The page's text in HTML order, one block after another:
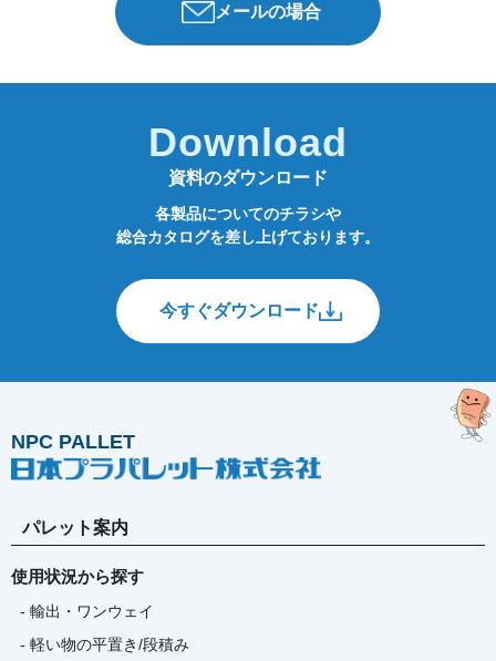
メールの場合
Download
資料のダウンロード
各製品についてのチラシや
総合カタログを差し上げております。
今すぐダウンロード
NPC PALLET
パレット案内
使用状況から探す
- 輸出・ワンウェイ
- 軽い物の平置き/段積み